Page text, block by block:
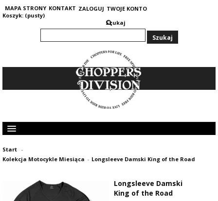
MAPA STRONY KONTAKT ZALOGUJ TWOJE KONTO
Koszyk: (pusty)
Szukaj
KOLEKCJA DAMSKA
GRUBE I CIEPŁE BLUZY 400G
Start -
Kolekcja Motocykle Miesiąca - Longsleeve Damski King of the Road
Longsleeve Damski
King of the Road